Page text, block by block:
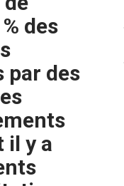
des
par des
il y a